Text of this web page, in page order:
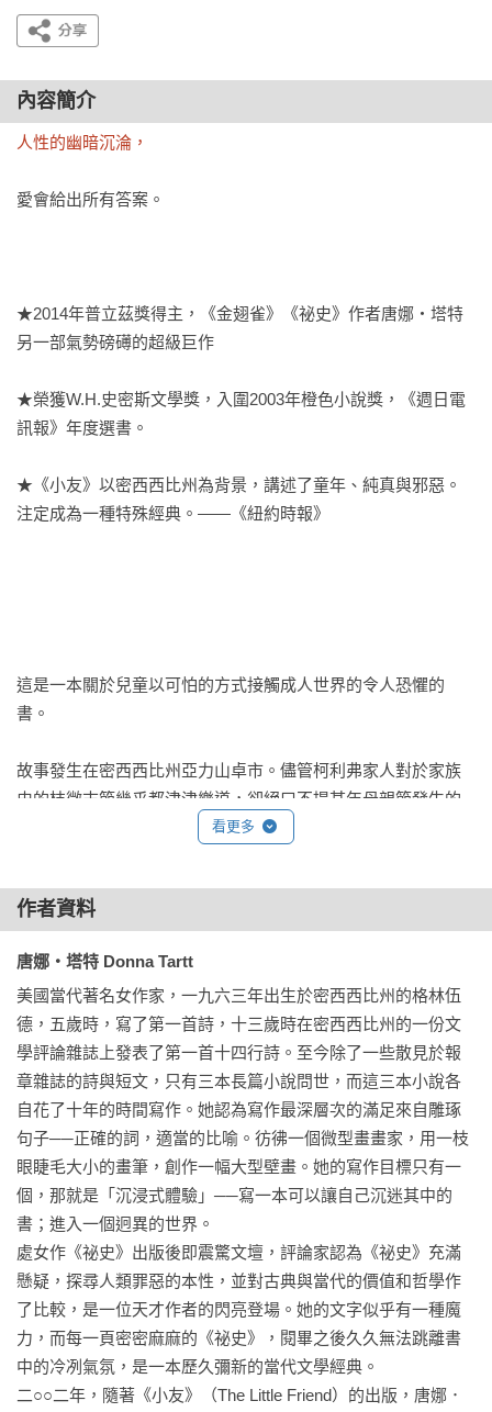
內容簡介
人性的幽暗沉淪，
愛會給出所有答案。
★2014年普立茲獎得主，《金翅雀》《祕史》作者唐娜‧塔特
另一部氣勢磅礡的超級巨作
★榮獲W.H.史密斯文學獎，入圍2003年橙色小說獎，《週日電
訊報》年度選書。
★《小友》以密西西比州為背景，講述了童年、純真與邪惡。
注定成為一種特殊經典。——《紐約時報》
這是一本關於兒童以可怕的方式接觸成人世界的令人恐懼的
書。
故事發生在密西西比州亞力山卓市。儘管柯利弗家人對於家族
史的枝微末節幾乎都津津樂道，卻絕口不提某年母親節發生的
那天，九歲的知庚．柯利弗被人發現吊死在自家前院的樹上。
當時更接近真相。
十二歲的海芮受到胡迪尼與史蒂文生的啟發，與她唯一的朋友
一同去尋找殺死哥哥的兇手，並給予懲罰。
但原本只是孩子的遊戲，不久竟成了一趟危險的暗黑之旅，逐
步深入密西西比一座小鎮中充滿威脅的罪惡世界……。
《小友》一書探討了幸福和應對悲劇的方法，其曲折的情節和
「堪比狄更斯熱鬧且荒唐的人性」（《紐約時報書評》），是
位才華橫溢作家創作的一部充滿極致魅力之作。
終其一生，夏蘿特．柯利弗都會為兒子的死自責，因為是她決
定將母親節聚餐改在晚上六點，而不像往年訂在中午，上完教
會之後……有時候，這些閃現的鮮明記憶就像噩夢片段，
看更多
作者資料
唐娜‧塔特 Donna Tartt
美國當代著名女作家，一九六三年出生於密西西比州的格林伍
德，五歲時，寫了第一首詩，十三歲時在密西西比州的一份文
學評論雜誌上發表了第一首十四行詩。至今除了一些散見於報
章雜誌的詩與短文，只有三本長篇小說問世，而這三本小說各
自花了十年的時間寫作。她認為寫作最深層次的滿足來自雕琢
句子──正確的詞，適當的比喻。彷彿一個微型畫畫家，用一枝
眼睫毛大小的畫筆，創作一幅大型壁畫。她的寫作目標只有一
個，那就是「沉浸式體驗」──寫一本可以讓自己沉迷其中的
書；進入一個迥異的世界。
處女作《祕史》出版後即震驚文壇，評論家認為《祕史》充滿
懸疑，探尋人類罪惡的本性，並對古典與當代的價值和哲學作
了比較，是一位天才作者的閃亮登場。她的文字似乎有一種魔
力，而每一頁密密麻麻的《祕史》，閱畢之後久久無法跳離書
中的冷冽氣氛，是一本歷久彌新的當代文學經典。
二○○二年，隨著《小友》（The Little Friend）的出版，唐娜．